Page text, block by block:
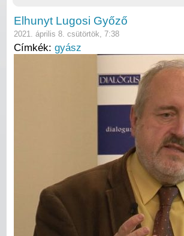
Elhunyt Lugosi Győző
2021. április 8. csütörtök, 7:38
Címkék: gyász